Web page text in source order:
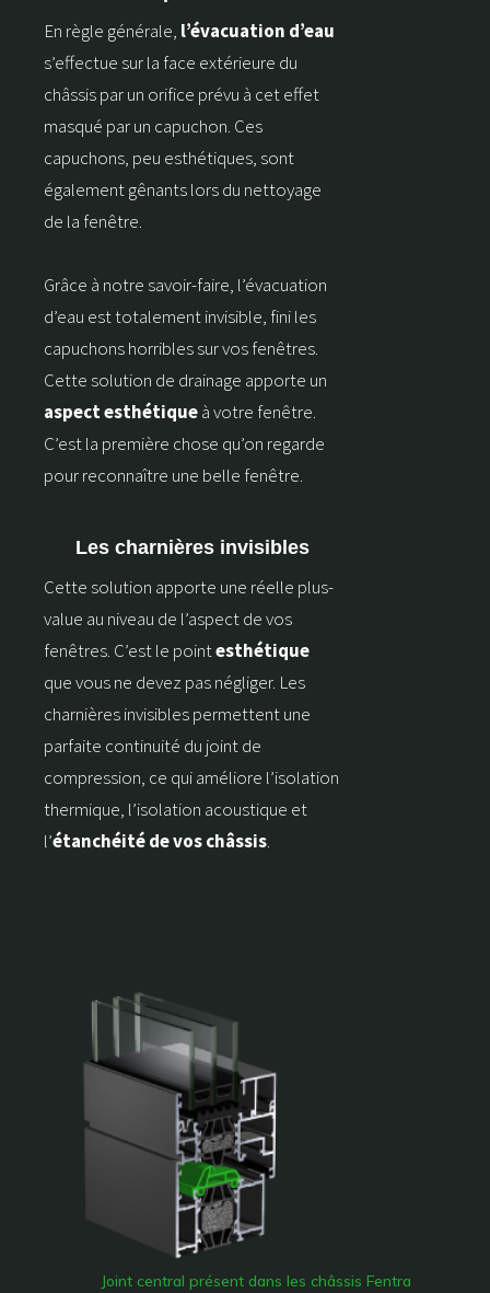
En règle générale, l’évacuation d’eau
s’effectue sur la face extérieure du
châssis par un orifice prévu à cet effet
masqué par un capuchon. Ces
capuchons, peu esthétiques, sont
également gênants lors du nettoyage
de la fenêtre.
Grâce à notre savoir-faire, l’évacuation
d’eau est totalement invisible, fini les
capuchons horribles sur vos fenêtres.
Cette solution de drainage apporte un
aspect esthétiqueà votre fenêtre.
C’est la première chose qu’on regarde
pour reconnaître une belle fenêtre.
Les charnières invisibles
Cette solution apporte une réelle plus-
value au niveau de l’aspect de vos
fenêtres. C’est le pointesthétique
que vous ne devez pas négliger. Les
charnières invisibles permettent une
parfaite continuité du joint de
compression, ce qui améliore l’isolation
thermique, l’isolation acoustique et
l’étanchéité de vos châssis.
Joint central présent dans les châssis Fentra